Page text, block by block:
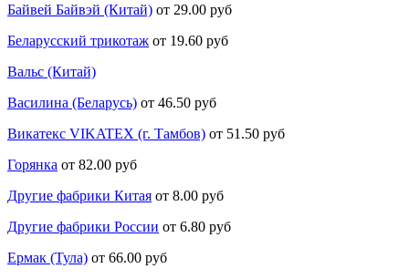
Байвей Байвэй (Китай) от 29.00 руб
Беларусский трикотаж от 19.60 руб
Вальс (Китай)
Василина (Беларусь) от 46.50 руб
Викатекс VIKATEX (г. Тамбов) от 51.50 руб
Горянка от 82.00 руб
Другие фабрики Китая от 8.00 руб
Другие фабрики России от 6.80 руб
Ермак (Тула) от 66.00 руб